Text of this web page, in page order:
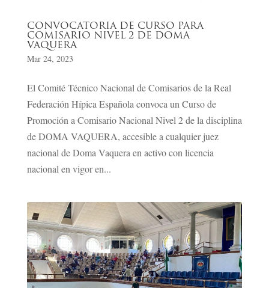
CONVOCATORIA DE CURSO PARA
COMISARIO NIVEL 2 DE DOMA
VAQUERA
Mar 24, 2023
El Comité Técnico Nacional de Comisarios de la Real
Federación Hípica Española convoca un Curso de
Promoción a Comisario Nacional Nivel 2 de la disciplina
de DOMA VAQUERA, accesible a cualquier juez
nacional de Doma Vaquera en activo con licencia
nacional en vigor en...